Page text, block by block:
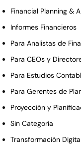
Financial Planning &
Informes Financieros
Para Analistas de
Para CEOs y
Para Estudios
Para Gerentes de
Proyección y
Sin Categoría
Transformación